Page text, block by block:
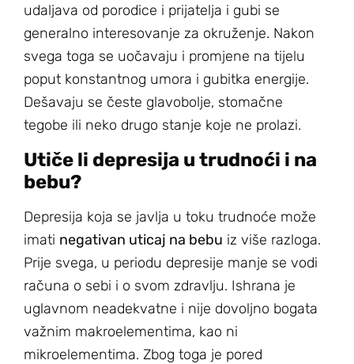
udaljava od porodice i prijatelja i gubi se
generalno interesovanje za okruženje. Nakon
svega toga se uočavaju i promjene na tijelu
poput konstantnog umora i gubitka energije.
Dešavaju se česte glavobolje, stomačne
tegobe ili neko drugo stanje koje ne prolazi.
Utiče li depresija u trudnoći i na
bebu?
Depresija koja se javlja u toku trudnoće može
imati negativan uticaj na bebu iz više razloga.
Prije svega, u periodu depresije manje se vodi
računa o sebi i o svom zdravlju. Ishrana je
uglavnom neadekvatne i nije dovoljno bogata
važnim makroelementima, kao ni
mikroelementima. Zbog toga je pored